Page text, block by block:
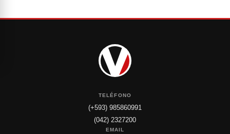
TELÉFONO
(+593) 985860991
(042) 2327200
EMAIL